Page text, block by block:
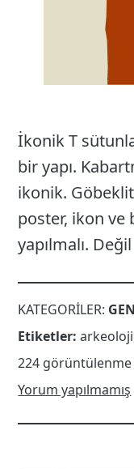
İkonik T
bir yapı.
ikonik.
poster, ikon ve
yapılmalı.
KATEGORILER:
Etiketler: arkeoloji
224 görüntülenme
Yorum yapılmamış